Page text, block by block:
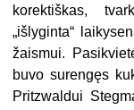
korektiškas,
„išlyginta“
žaismui.
buvo surengęs
Pritzwaldui